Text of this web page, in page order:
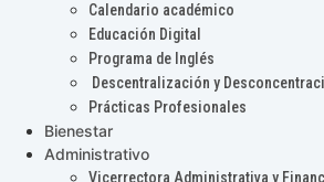
Calendario académico
Educación Digital
Programa de Inglés
Descentralización y
Prácticas Profesionales
Bienestar
Administrativo
Vicerrectora Administrativa y